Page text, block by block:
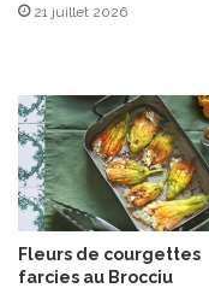
n
l
é
d
e
P
o
i
21 juillet 2026
Fleurs de courgettes
farcies au Brocciu